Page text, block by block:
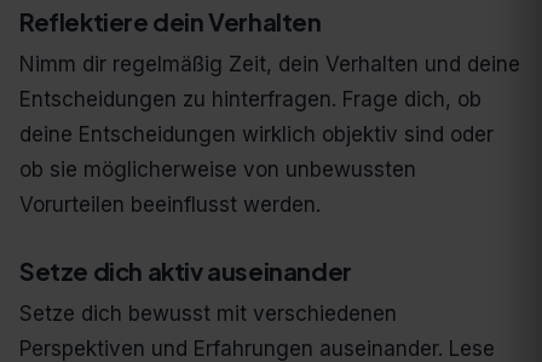
Reflektiere dein Verhalten
Nimm dir regelmäßig Zeit, dein Verhalten und deine
Entscheidungen zu hinterfragen. Frage dich, ob
deine Entscheidungen wirklich objektiv sind oder
ob sie möglicherweise von unbewussten
Vorurteilen beeinflusst werden.
Setze dich aktiv auseinander
Setze dich bewusst mit verschiedenen
Perspektiven und Erfahrungen auseinander. Lese